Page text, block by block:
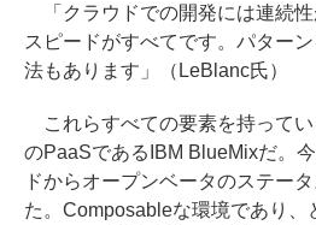
「クラウドでの開発には連続性
スピードがすべてです。パター
法もあります」（LeBlanc氏）
これらすべての要素を持って
のPaaSであるIBM BlueMixだ。
ドからオープンベータのステー
た。Composableな環境であり、